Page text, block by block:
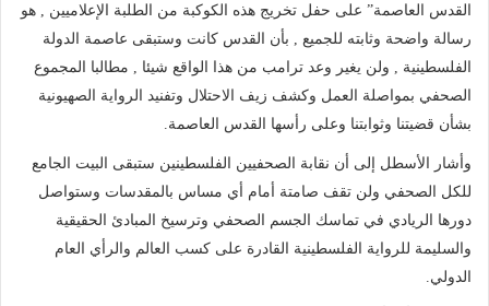
القدس العاصمة” على حفل تخريج هذه الكوكبة من الطلبة الإعلاميين , هو
رسالة واضحة وثابته للجميع , بأن القدس كانت وستبقى عاصمة الدولة
الفلسطينية , ولن يغير وعد ترامب من هذا الواقع شيئا , مطالبا المجموع
الصحفي بمواصلة العمل وكشف زيف الاحتلال وتفنيد الرواية الصهيونية
بشأن قضيتنا وثوابتنا وعلى رأسها القدس العاصمة.
وأشار الأسطل إلى أن نقابة الصحفيين الفلسطينين ستبقى البيت الجامع
للكل الصحفي ولن تقف صامتة أمام أي مساس بالمقدسات وستواصل
دورها الريادي في تماسك الجسم الصحفي وترسيخ المبادئ الحقيقية
والسليمة للرواية الفلسطينية القادرة على كسب العالم والرأي العام
الدولي.